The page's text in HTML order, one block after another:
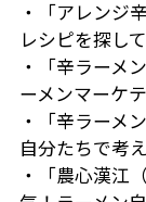
・「アレンジ
レシピを探し
・「辛ラーメ
ーメンマーケ
・「辛ラーメ
自分たちで考
・「農心漢江